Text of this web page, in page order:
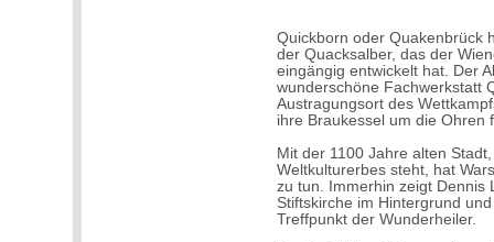
Quickborn oder Quakenbrück
der Quacksalber, das der
eingängig entwickelt hat. Der
wunderschöne Fachwerkstatt
Austragungsort des
ihre Braukessel um die Ohren
Mit der 1100 Jahre alten
Weltkulturerbes steht, hat
zu tun. Immerhin zeigt Dennis
Stiftskirche im Hintergrund
Treffpunkt der Wunderheiler.